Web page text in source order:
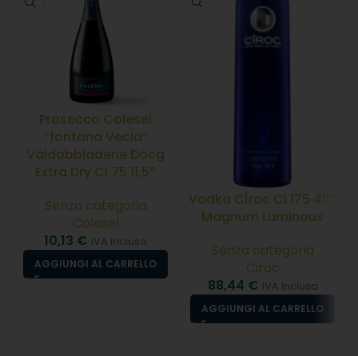
Prosecco Colesel
“fontana Vecia”
Valdobbiadene Docg
Extra Dry Cl.75 11,5°
Senza categoria
Colesel
10,13 € IVA Inclusa
AGGIUNGI AL CARRELLO
Vodka CÎroc Cl.175 40°
Magnum Luminous
Senza categoria
Ciroc
88,44 € IVA Inclusa
AGGIUNGI AL CARRELLO